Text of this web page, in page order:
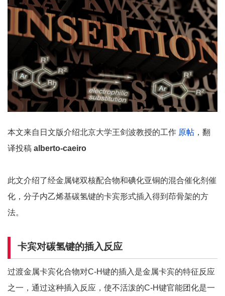
本文来自日文版介绍北京大学王剑波教授的工作 原帖 ，翻
译投稿 alberto-caeiro
此文介绍了经金属铑双核配合物和碘化亚铜的混合催化剂催
化，分子内乙烯基碳氢键的卡宾形式插入得到茚骨架的方
法。
卡宾对碳氢键的插入反应
过渡金属卡宾化合物对C-H键的插入是金属卡宾的特征反应
之一，通过这种插入反应，使不活泼的C-H键官能团化是一